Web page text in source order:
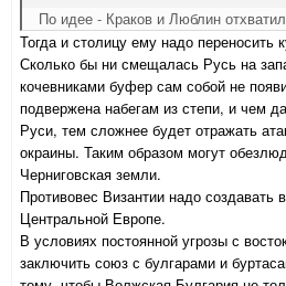
По идее - Краков и Люблин отхватил
Тогда и столицу ему надо переносить
Сколько бы ни смещалась Русь на
кочевниками буфер сам собой не
подвержена набегам из степи, и чем
Руси, тем сложнее будет отражать
окраины. Таким образом могут
Черниговская земли.
Противовес Византии надо создавать
Центральной Европе.
В условиях постоянной угрозы с
заключить союз с булгарами и